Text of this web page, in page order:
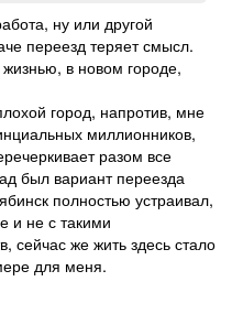
ну или другой
переезд теряет смысл.
в новом городе,
город, напротив, мне
миллионников,
разом все
был вариант переезда
полностью устраивал,
и не с такими
сейчас же жить здесь стало
для меня.